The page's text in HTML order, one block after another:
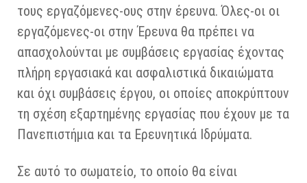
τους εργαζόμενες-ους στην έρευνα. Όλες-οι οι
εργαζόμενες-οι στην Έρευνα θα πρέπει να
απασχολούνται με συμβάσεις εργασίας έχοντας
πλήρη εργασιακά και ασφαλιστικά δικαιώματα
και όχι συμβάσεις έργου, οι οποίες αποκρύπτουν
τη σχέση εξαρτημένης εργασίας που έχουν με τα
Πανεπιστήμια και τα Ερευνητικά Ιδρύματα.
Σε αυτό το σωματείο, το οποίο θα είναι